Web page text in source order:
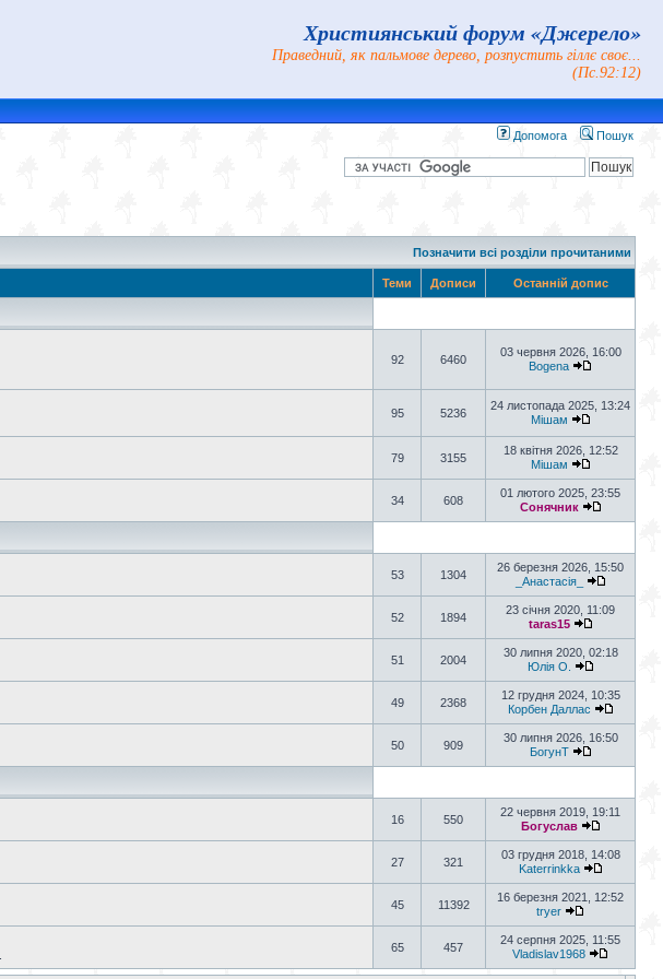
Християнський форум «Джерело»
Праведний, як пальмове дерево, розпустить гіллє своє...
(Пс.92:12)
Допомога Пошук
Позначити всі розділи прочитаними
Теми Дописи Останній допис
92 6460
03 червня 2026, 16:00
Bogena
95 5236
24 листопада 2025, 13:24
Мішам
79 3155
18 квітня 2026, 12:52
Мішам
34 608
01 лютого 2025, 23:55
Сонячник
53 1304
26 березня 2026, 15:50
_Анастасія_
52 1894
23 січня 2020, 11:09
taras15
51 2004
30 липня 2020, 02:18
Юлія О.
49 2368
12 грудня 2024, 10:35
Корбен Даллас
50 909
30 липня 2026, 16:50
БогунТ
16 550
22 червня 2019, 19:11
Богуслав
27 321
03 грудня 2018, 14:08
Katerrinkka
45 11392
16 березня 2021, 12:52
tryer
65 457
24 серпня 2025, 11:55
Vladislav1968